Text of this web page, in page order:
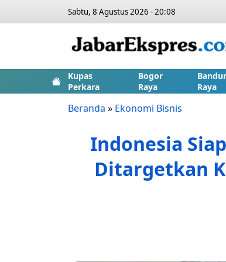
Sabtu, 8 Agustus 2026 - 20:08
Kupas
Perkara
Bogor
Raya
Raya
Beranda » Ekonomi Bisnis
Indonesia
Ditargetkan